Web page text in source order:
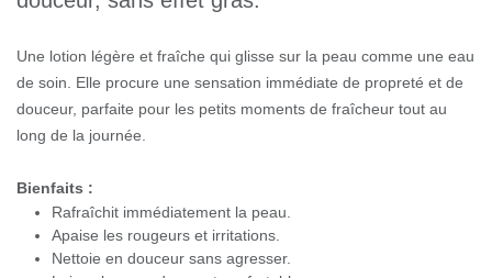
Une lotion légère et fraîche qui glisse sur la peau comme une
eau de soin. Elle procure une sensation immédiate de propreté
et de douceur, parfaite pour les petits moments de fraîcheur tout
Bienfaits :
Rafraîchit immédiatement la peau.
Apaise les rougeurs et irritations.